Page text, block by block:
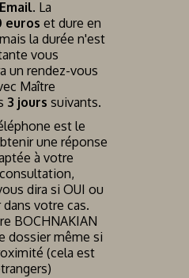
. La
euros et dure en
la durée n'est
vous
un rendez-vous
Maître
3 jours suivants.
est le
une réponse
à votre
dira si OUI ou
votre cas.
BOCHNAKIAN
dossier même si
(cela est